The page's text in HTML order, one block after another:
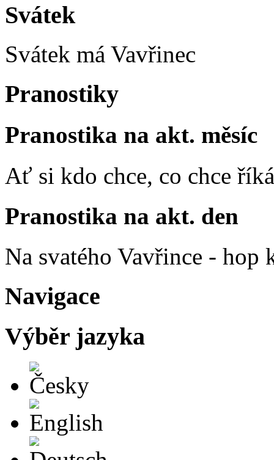
Svátek
Svátek má Vavřinec
Pranostiky
Pranostika na akt. měsíc
Ať si kdo chce, co chce
Pranostika na akt. den
Na svatého Vavřince - hop
Navigace
Výběr jazyka